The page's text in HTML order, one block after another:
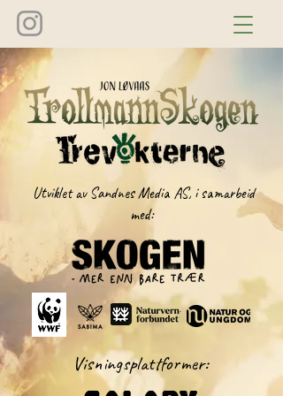
Utviklet av Sandnes Media AS, i samarbeid
med:
Visningsplattformer: